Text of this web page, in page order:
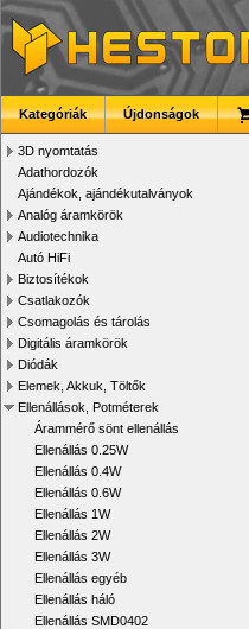
Kategóriák Újdonságok
3D nyomtatás
Adathordozók
Ajándékok, ajándékutalványok
Analóg áramkörök
Audiotechnika
Autó HiFi
Biztosítékok
Csatlakozók
Csomagolás és tárolás
Digitális áramkörök
Diódák
Elemek, Akkuk, Töltők
Ellenállások, Potméterek
Árammérő sönt ellenállás
Ellenállás 0.25W
Ellenállás 0.4W
Ellenállás 0.6W
Ellenállás 1W
Ellenállás 2W
Ellenállás 3W
Ellenállás egyéb
Ellenállás háló
Ellenállás SMD0402